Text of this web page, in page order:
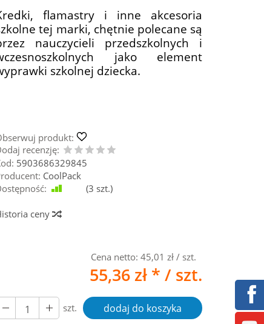
flamastry i inne akcesoria
tej marki, chętnie polecane są
nauczycieli przedszkolnych i
jako element
szkolnej dziecka.
produkt:
recenzję:
5903686329845
CoolPack
(3 szt.)
ceny
Cena netto: 45,01 zł / szt.
55,36 zł * / szt.
szt. dodaj do koszyka